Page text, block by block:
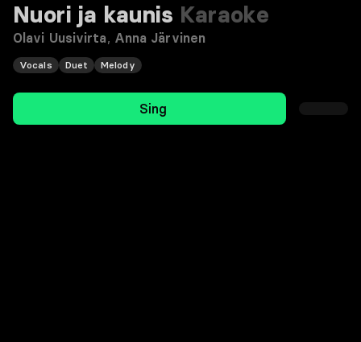
Nuori ja kaunis Karaoke
Olavi Uusivirta, Anna Järvinen
Vocals Duet Melody
Sing